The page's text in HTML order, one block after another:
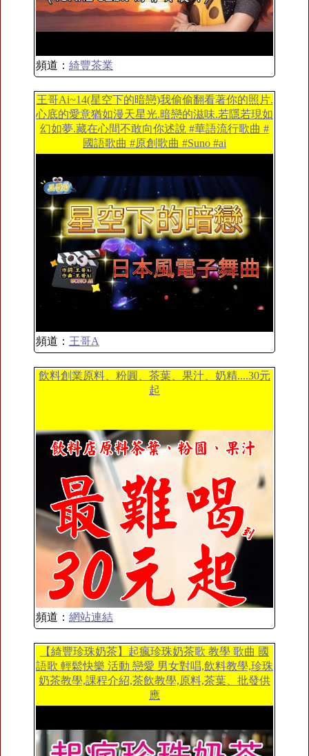
頻道： 綺豐茶業
王哥Ai~14(星空下的暗戀)我偷偷翻看著你的照片.
心底的愛意猶如漫天星光.暗戀的滋味.若隱若現如
幻如夢.藏在心間不敢向你述說 #華語流行歌曲 #
國語歌曲 #原創歌曲 #Suno #ai
頻道： 王哥A
飲料創業原料、粉圓、茶葉、果汁、奶精....30元
起
頻道： 網站連結
【綺豐珍珠奶茶】起瘋珍珠奶茶歌 教學 歌曲 國
語歌 輕鬆快樂 活動 戀愛 男女對唱,飲料教學,珍珠
奶茶教學,課程介紹,茶飲教學,原料,茶葉、批發供
應